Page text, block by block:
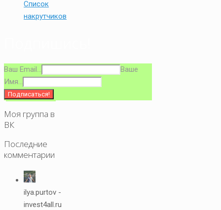
Список
накрутчиков
Ваш Email...
Ваше
Имя...
Моя группа в
ВК
Последние
комментарии
ilya.purtov -
invest4all.ru